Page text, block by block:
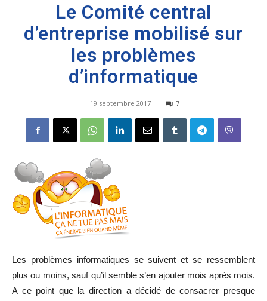
Le Comité central
d’entreprise mobilisé sur
les problèmes
d’informatique
19 septembre 2017 7
Les problèmes informatiques se suivent et se ressemblent
plus ou moins, sauf qu’il semble s’en ajouter mois après mois.
A ce point que la direction a décidé de consacrer presque